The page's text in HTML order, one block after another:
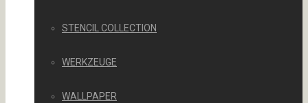
STENCIL COLLECTION
WERKZEUGE
WALLPAPER